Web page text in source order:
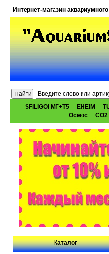
Интернет-магазин
SFILIGOI МГ+Т5 EHEIM
Осмос
Каталог